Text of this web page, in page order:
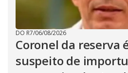
DO R7/06/08/2026
Coronel da reserva
suspeito de